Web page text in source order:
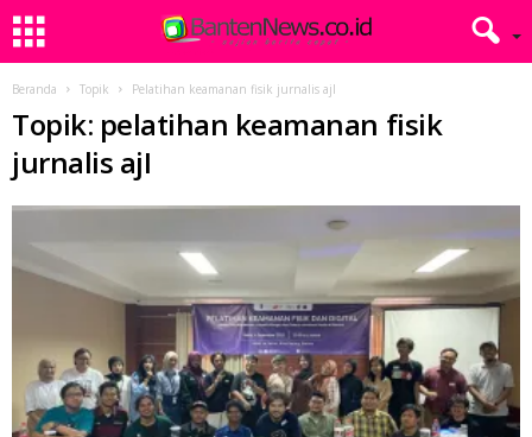
Beranda Topik Pelatihan keamanan fisik jurnalis ajI
Topik: pelatihan keamanan fisik
jurnalis ajI